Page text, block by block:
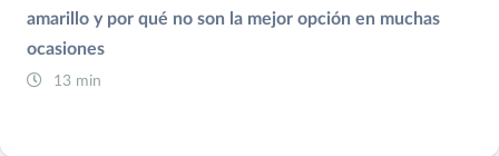
amarillo y por qué no son la mejor opción en muchas
ocasiones
13 min